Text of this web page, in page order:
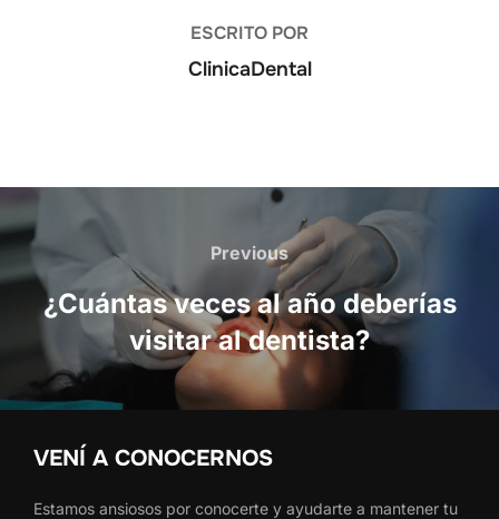
ESCRITO POR
ClinicaDental
Navegación
de
entradas
Previous
Previous
¿Cuántas veces al año deberías
visitar al dentista?
VENÍ A CONOCERNOS
Estamos ansiosos por conocerte y ayudarte a mantener tu